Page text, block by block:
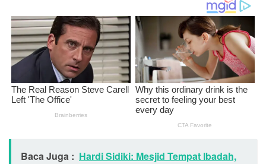
Baca Juga : Hardi Sidiki: Mesjid Tempat Ibadah,